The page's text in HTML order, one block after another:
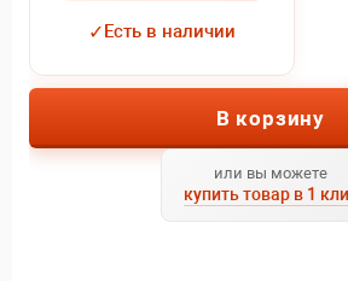
✓Есть в наличии
В корзину
или вы можете
купить товар в 1